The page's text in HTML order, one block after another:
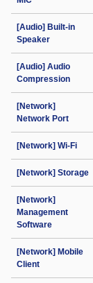
[Audio] Built-in
Speaker
[Audio] Audio
Compression
[Network]
Network Port
[Network] Wi-Fi
[Network] Storage
[Network]
Management
Software
[Network] Mobile
Client